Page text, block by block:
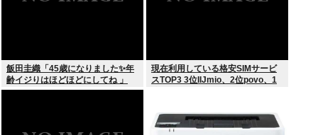
飯田圭織「45歳になりました✨年
齢イジりはほどほどにしてね 」
現在利用している格安SIMサービ
スTOP3 3位IIJmio、2位povo、1